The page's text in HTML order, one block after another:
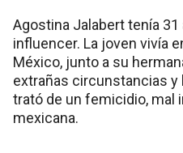
Agostina Jalabert tenía
influencer. La joven vivía
México, junto a su
extrañas circunstancias y
trató de un femicidio, mal
mexicana.